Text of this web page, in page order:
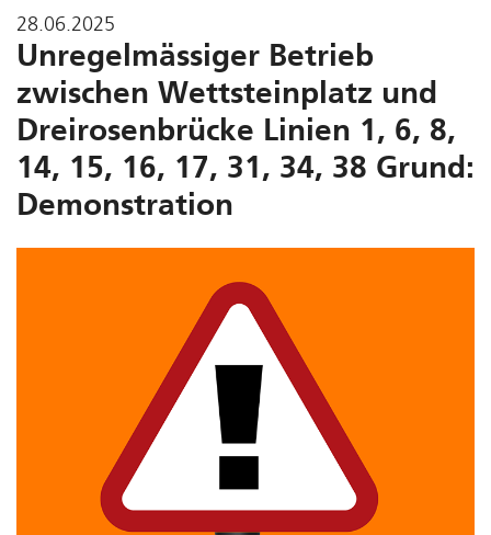
28.06.2025
Unregelmässiger Betrieb
zwischen Wettsteinplatz und
Dreirosenbrücke Linien 1, 6, 8,
14, 15, 16, 17, 31, 34, 38 Grund:
Demonstration